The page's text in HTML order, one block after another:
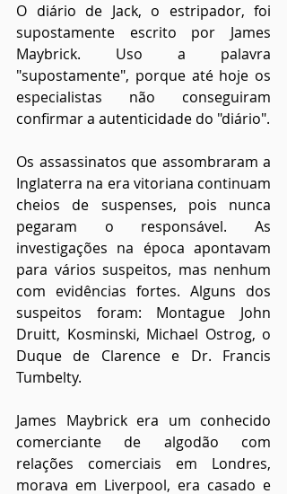
O diário de Jack, o estripador, foi
supostamente escrito por James
Maybrick. Uso a palavra
"supostamente", porque até hoje os
especialistas não conseguiram
confirmar a autenticidade do "diário".
Os assassinatos que assombraram a
Inglaterra na era vitoriana continuam
cheios de suspenses, pois nunca
pegaram o responsável. As
investigações na época apontavam
para vários suspeitos, mas nenhum
com evidências fortes. Alguns dos
suspeitos foram: Montague John
Druitt, Kosminski, Michael Ostrog, o
Duque de Clarence e Dr. Francis
Tumbelty.
James Maybrick era um conhecido
comerciante de algodão com
relações comerciais em Londres,
morava em Liverpool, era casado e